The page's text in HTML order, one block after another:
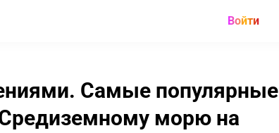
Войти
Самые популярные
Средиземному морю на